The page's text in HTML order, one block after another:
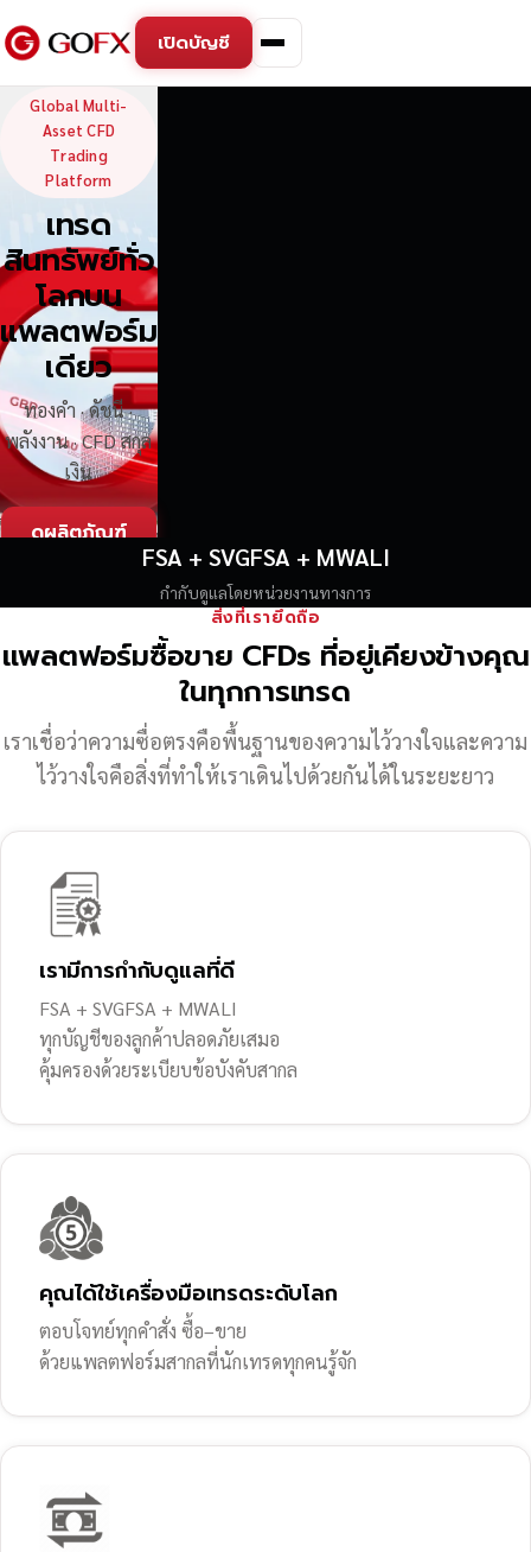
เปิดบัญชี
GoFX — Global Multi-
Global Multi-
Asset CFD
Trading
Platform
เทรด
สินทรัพย์ทั่ว
โลกบน
แพลตฟอร์ม
เดียว
ทองคำ · ดัชนี ·
พลังงาน · CFD สกุล
เงิน
ดูผลิตภัณฑ์
FSA + SVGFSA + MWALI
กำกับดูแลโดยหน่วยงานทางการ
สิ่งที่เรายึดถือ
แพลตฟอร์มซื้อขาย CFDs ที่อยู่เคียงข้างคุณ
ในทุกการเทรด
เราเชื่อว่าความซื่อตรงคือพื้นฐานของความไว้วางใจและความ
ไว้วางใจคือสิ่งที่ทำให้เราเดินไปด้วยกันได้ในระยะยาว
เรามีการกำกับดูแลที่ดี
FSA + SVGFSA + MWALI
ทุกบัญชีของลูกค้าปลอดภัยเสมอ
คุ้มครองด้วยระเบียบข้อบังคับสากล
คุณได้ใช้เครื่องมือเทรดระดับโลก
ตอบโจทย์ทุกคำสั่ง ซื้อ–ขาย
ด้วยแพลตฟอร์มสากลที่นักเทรดทุกคนรู้จัก